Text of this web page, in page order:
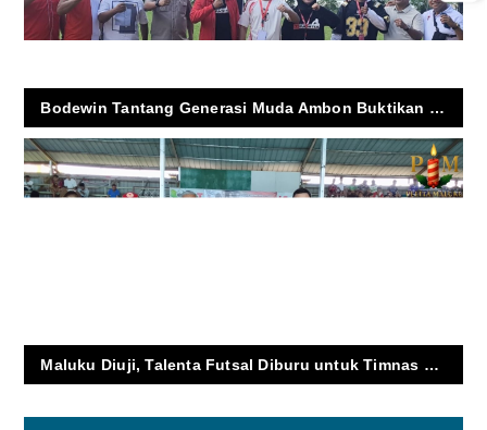
Bodewin Tantang Generasi Muda Ambon Buktikan Prestasi di Sukarno Cup U-17
Maluku Diuji, Talenta Futsal Diburu untuk Timnas U-17 dan U-19